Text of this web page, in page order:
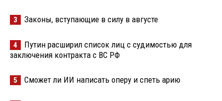
3 Законы, вступающие в силу в августе
4
Путин расширил список лиц с судимостью для
заключения контракта с ВС РФ
5 Сможет ли ИИ написать оперу и спеть арию